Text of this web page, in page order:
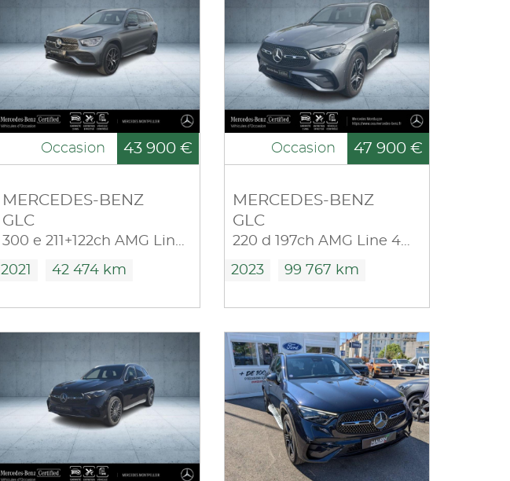
Occasion 43 900 €
MERCEDES-BENZ
GLC
300 e 211+122ch AMG Line 4Matic 9G-Tronic Euro6d-T-EVAP-ISC
2021 42 474 km
Occasion 47 900 €
MERCEDES-BENZ
GLC
220 d 197ch AMG Line 4Matic 9G-Tronic
2023 99 767 km